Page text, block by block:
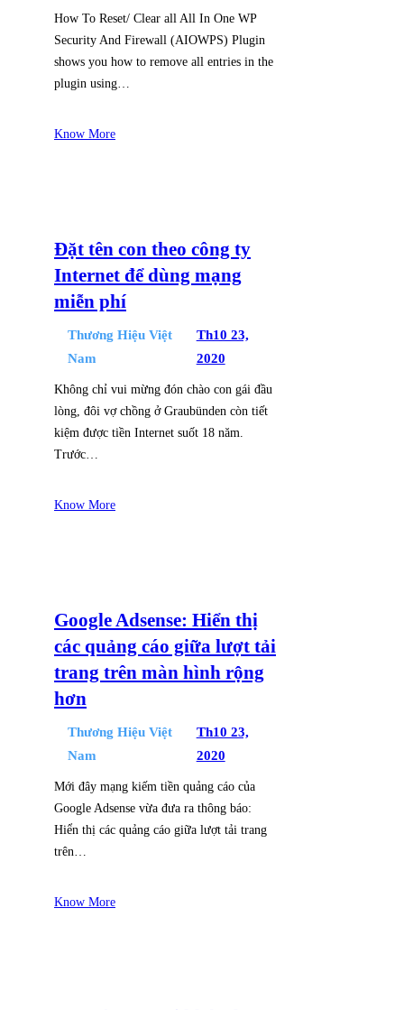
How To Reset/ Clear all All In One WP
Security And Firewall (AIOWPS) Plugin
shows you how to remove all entries in the
plugin using…
Know More
Đặt tên con theo công ty
Internet để dùng mạng
miễn phí
Thương Hiệu Việt
Nam
Th10 23,
2020
Không chỉ vui mừng đón chào con gái đầu
lòng, đôi vợ chồng ở Graubünden còn tiết
kiệm được tiền Internet suốt 18 năm.
Trước…
Know More
Google Adsense: Hiển thị
các quảng cáo giữa lượt tải
trang trên màn hình rộng
hơn
Thương Hiệu Việt
Nam
Th10 23,
2020
Mới đây mạng kiếm tiền quảng cáo của
Google Adsense vừa đưa ra thông báo:
Hiển thị các quảng cáo giữa lượt tải trang
trên…
Know More